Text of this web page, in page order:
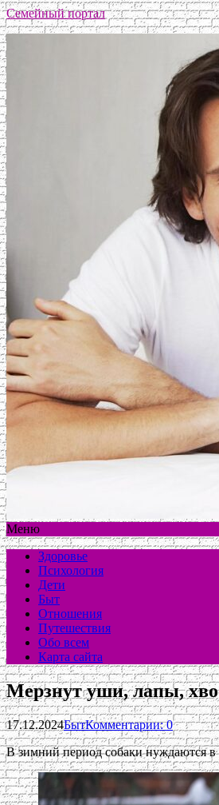
Семейный портал
Меню
Здоровье
Психология
Дети
Быт
Отношения
Путешествия
Обо всем
Карта сайта
Мерзнут уши, лапы,
17.12.2024БытКомментарии: 0
В зимний период собаки нуждаются